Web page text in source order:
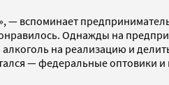
— вспоминает
Однажды на
на реализацию и
— федеральные оптовики